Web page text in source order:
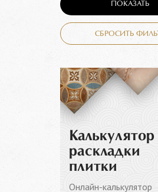
ПОКАЗАТЬ
СБРОСИТЬ
Калькулятор
раскладки
плитки
Онлайн-калькулятор